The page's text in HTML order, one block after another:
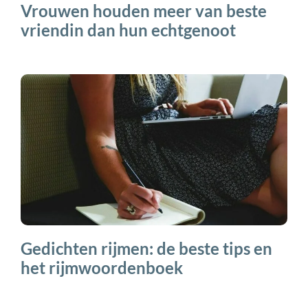
Vrouwen houden meer van beste
vriendin dan hun echtgenoot
Gedichten rijmen: de beste tips en
het rijmwoordenboek